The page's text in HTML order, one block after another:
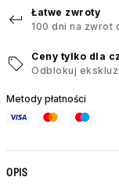
Łatwe zwroty
100 dni na zwrot
Ceny tylko dla
Odblokuj
Metody płatności
OPIS